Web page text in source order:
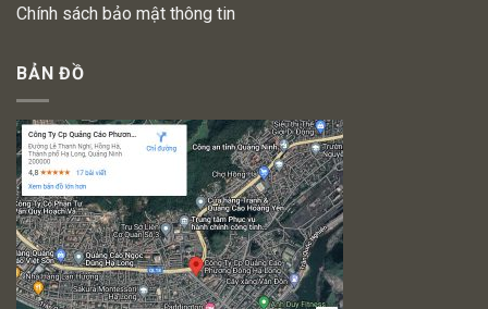
Chính sách bảo mật thông tin
BẢN ĐỒ